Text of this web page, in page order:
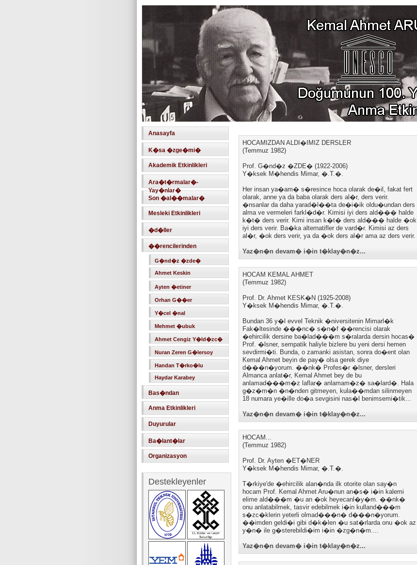
Anasayfa
K�sa �zge�mi�
Akademik Etkinlikleri
Ara�t�rmalar�-
Yay�nlar�
Son �al��malar�
Mesleki Etkinlikleri
�d�ller
��rencilerinden
G�nd�z �zde�
Ahmet Keskin
Ayten �etiner
Orhan G��er
Y�cel �nal
Mehmet �ubuk
Ahmet Cengiz Y�ld�zc�
Nuran Zeren G�lersoy
Handan T�rko�lu
Haydar Karabey
Bas�ndan
Anma Etkinlikleri
Duyurular
Ba�lant�lar
Organizasyon
Destekleyenler
HOCAMIZDAN ALDI�IMIZ DERSLER
(Temmuz 1982)
Prof. G�nd�z �ZDE� (1922-2006)
Y�ksek M�hendis Mimar, �.T.�.
Her insan ya�am� s�resince hoca olarak de�il, fakat fert
olarak, anne ya da baba olarak ders al�r, ders verir.
�nsanlar da daha yarad�l��ta de�i�ik oldu�undan ders
alma ve vermeleri farkl�d�r. Kimisi iyi ders ald��� halde
k�t� ders verir. Kimi insan k�t� ders ald��� halde �ok
iyi ders verir. Ba�ka alternatifler de vard�r. Kimisi az ders
al�r, �ok ders verir, ya da �ok ders al�r ama az ders verir.
Yaz�n�n devam� i�in t�klay�n�z...
HOCAM KEMAL AHMET
(Temmuz 1982)
Prof. Dr. Ahmet KESK�N (1925-2008)
Y�ksek M�hendis Mimar, �.T.�.
Bundan 36 y�l evvel Teknik �niversitenin Mimarl�k
Fak�ltesinde ���nc� s�n�f ��rencisi olarak
�ehircilik dersine ba�lad���m s�ralarda dersin hocas�
Prof. �lsner, sempatik haliyle bizlere bu yeni dersi hemen
sevdirmi�ti. Bunda, o zamanki asistan, sonra do�ent olan
Kemal Ahmet beyin de pay� olsa gerek diye
d���n�yorum. ��nk� Profes�r �lsner, dersleri
Almanca anlat�r, Kemal Ahmet bey de bu
anlamad���m�z laflar� anlamam�z� sa�lard�. Hala
g�z�m�n �n�nden gitmeyen, kula��mdan silinmeyen
18 numara ye�ille do�a sevgisini nas�l benimsemi�tik...
Yaz�n�n devam� i�in t�klay�n�z...
HOCAM...
(Temmuz 1982)
Prof. Dr. Ayten �ET�NER
Y�ksek M�hendis Mimar, �.T.�.
T�rkiye'de �ehircilik alan�nda ilk otorite olan say�n
hocam Prof. Kemal Ahmet Aru�nun an�s� i�in kalemi
elime ald���m �u an �ok heyecanl�y�m. ��nk�
onu anlatabilmek, tasvir edebilmek i�in kulland���m
s�zc�klerin yeterli olmad���n� d���n�yorum.
��imden geldi�i gibi d�k�len �u sat�rlarda onu �ok az
y�n� ile g�sterebildi�im i�in �zg�n�m....
Yaz�n�n devam� i�in t�klay�n�z...